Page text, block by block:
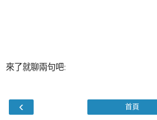
來了就聊兩句吧:
‹ 首頁